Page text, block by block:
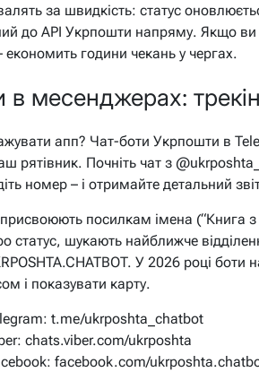
за швидкість: статус
до API Укрпошти напряму. Якщо ви
години чекань у чергах.
в месенджерах:
апп? Чат-боти Укрпошти в
рятівник. Почніть чат з
номер – і отримайте детальний
посилкам імена (“Книга
статус, шукають найближче
У 2026 році боти
і показувати карту.
t.me/ukrposhta_chatbot
chats.viber.com/ukrposhta
facebook.com/